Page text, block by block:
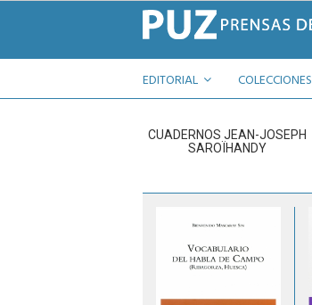
EDITORIAL COLECCIONES
CUADERNOS JEAN-JOSEPH
SAROÏHANDY